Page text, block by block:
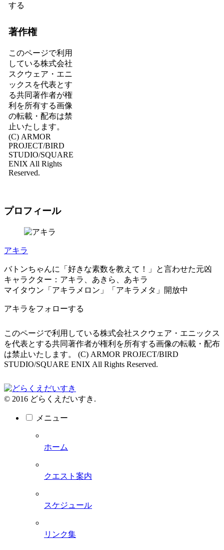
する
著作権
このページで利用
している株式会社
スクウェア・エニ
ックスを代表とす
る共同著作者が権
利を所有する画像
の転載・配布は禁
止いたします。
(C) ARMOR
PROJECT/BIRD
STUDIO/SQUARE
ENIX All Rights
Reserved.
プロフィール
アキラ
バトンちゃんに「好きな素数を教えて！」と言わせた元凶
キャラクター：アキラ、あきら、あキラ
マイタウン「アキラメロン」「アキラメタ」開放中
アキラをフォローする
このページで利用している株式会社スクウェア・エニックス
を代表とする共同著作者が権利を所有する画像の転載・配布
は禁止いたします。 (C) ARMOR PROJECT/BIRD
STUDIO/SQUARE ENIX All Rights Reserved.
© 2016 どらくえだいすき.
メニュー
ホーム
クエスト案内
スケジュール
リンク集